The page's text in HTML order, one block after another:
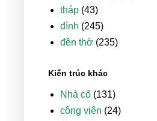
tháp (43)
đình (245)
đền thờ (235)
Kiến trúc khác
Nhà cổ (131)
công viên (24)